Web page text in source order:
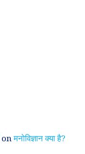
onमनोविज्ञान क्या है?